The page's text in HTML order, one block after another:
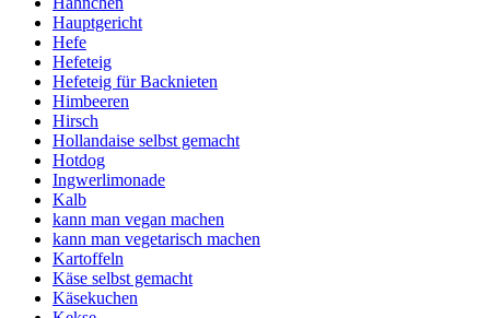
Hauptgericht
Hefe
Hefeteig
Hefeteig für Backnieten
Himbeeren
Hirsch
Hollandaise selbst gemacht
Hotdog
Ingwerlimonade
Kalb
kann man vegan machen
kann man vegetarisch machen
Kartoffeln
Käse selbst gemacht
Käsekuchen